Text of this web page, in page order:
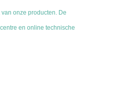
onze producten. De
en online technische